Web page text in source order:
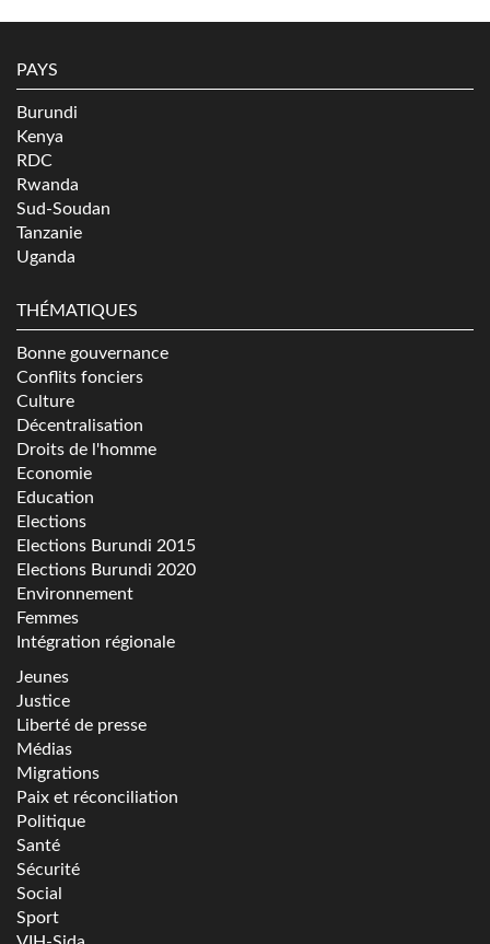
PAYS
Burundi
Kenya
RDC
Rwanda
Sud-Soudan
Tanzanie
Uganda
THÉMATIQUES
Bonne gouvernance
Conflits fonciers
Culture
Décentralisation
Droits de l'homme
Economie
Education
Elections
Elections Burundi 2015
Elections Burundi 2020
Environnement
Femmes
Intégration régionale
Jeunes
Justice
Liberté de presse
Médias
Migrations
Paix et réconciliation
Politique
Santé
Sécurité
Social
Sport